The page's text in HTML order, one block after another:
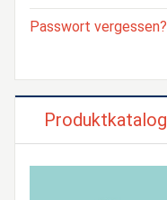
Passwort vergessen?
Produktkatalog